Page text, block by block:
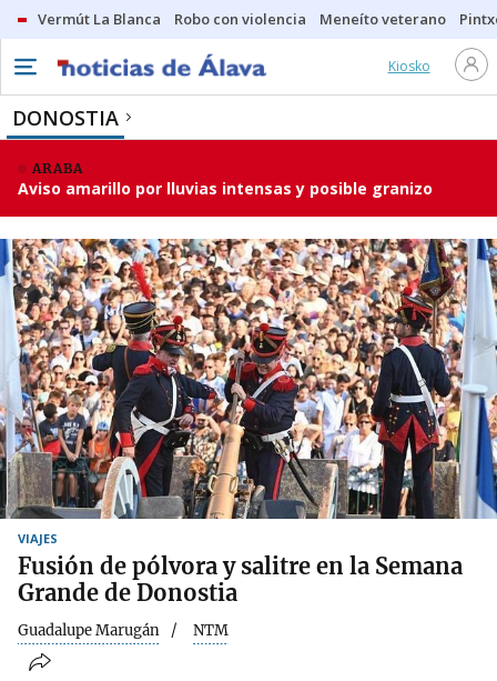
Vermút La Blanca Robo con violencia Meneíto veterano
Kiosko
DONOSTIA
ARABA
Aviso amarillo por lluvias intensas y posible granizo
VIAJES
Fusión de pólvora y salitre en la Semana
Grande de Donostia
Guadalupe Marugán NTM